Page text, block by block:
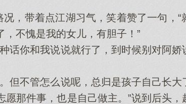
，带着点江湖习气，笑着赞了一句，“
不愧是我的女儿，有胆子！”
你和我说说就行了，到时候别对阿
不管怎么说呢，总归是孩子自己长
那件事，也是自己做主。”说到后头，